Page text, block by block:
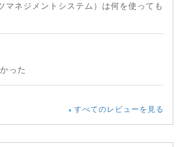
マネジメントシステム）は何を使っても
った
すべてのレビューを見る